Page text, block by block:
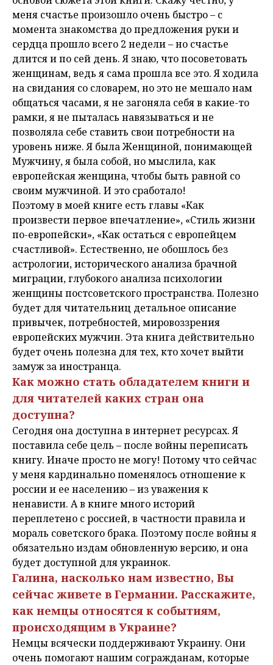
меня счастье произошло очень быстро – с
момента знакомства до предложения руки и
сердца прошло всего 2 недели – но счастье
длится и по сей день. Я знаю, что посоветовать
женщинам, ведь я сама прошла все это. Я ходила
на свидания со словарем, но это не мешало нам
общаться часами, я не загоняла себя в какие-то
рамки, я не пыталась навязываться и не
позволяла себе ставить свои потребности на
уровень ниже. Я была Женщиной, понимающей
Мужчину, я была собой, но мыслила, как
европейская женщина, чтобы быть равной со
своим мужчиной. И это сработало!
Поэтому в моей книге есть главы «Как
произвести первое впечатление», «Стиль жизни
по-европейски», «Как остаться с европейцем
счастливой». Естественно, не обошлось без
астрологии, исторического анализа брачной
миграции, глубокого анализа психологии
женщины постсоветского пространства. Полезно
будет для читательниц детальное описание
привычек, потребностей, мировоззрения
европейских мужчин. Эта книга действительно
будет очень полезна для тех, кто хочет выйти
замуж за иностранца.
Как можно стать обладателем книги и
для читателей каких стран она
доступна?
Сегодня она доступна в интернет ресурсах. Я
поставила себе цель – после войны переписать
книгу. Иначе просто не могу! Потому что сейчас
у меня кардинально поменялось отношение к
россии и ее населению – из уважения к
ненависти. А в книге много историй
переплетено с россией, в частности правила и
мораль советского брака. Поэтому после войны я
обязательно издам обновленную версию, и она
будет доступной для украинок.
Галина, насколько нам известно, Вы
сейчас живете в Германии. Расскажите,
как немцы относятся к событиям,
происходящим в Украине?
Немцы всячески поддерживают Украину. Они
очень помогают нашим согражданам, которые